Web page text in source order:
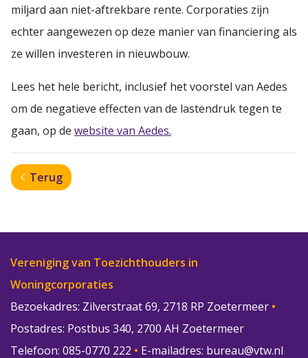
miljard aan niet-aftrekbare rente. Corporaties zijn
echter aangewezen op deze manier van financiering als
ze willen investeren in nieuwbouw.
Lees het hele bericht, inclusief het voorstel van Aedes
om de negatieve effecten van de lastendruk tegen te
gaan, op de website van Aedes.
Terug
Vereniging van Toezichthouders in
Woningcorporaties
Bezoekadres: Zilverstraat 69, 2718 RP Zoetermeer •
Postadres: Postbus 340, 2700 AH Zoetermeer
Telefoon: 085-0770 222 • E-mailadres: bureau@vtw.nl